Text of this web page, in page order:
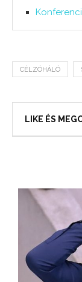
CÉLZÓHÁLÓ
LIKE ÉS